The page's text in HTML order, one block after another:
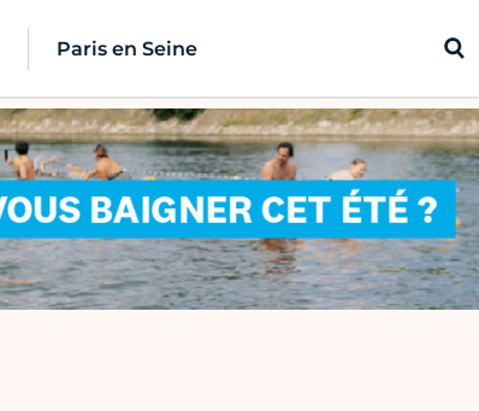
Paris en Seine